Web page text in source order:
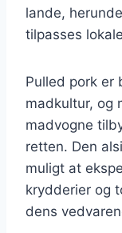
lande,
tilpasses
Pulled pork er
madkultur, og
madvogne
retten. Den
muligt at
krydderier og
dens